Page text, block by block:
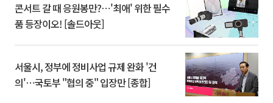
콘서트 갈 때 응원봉만?⋯'최애' 위한 필수
품 등장이오! [솔드아웃]
서울시, 정부에 정비사업 규제 완화 '건
의'⋯국토부 "협의 중" 입장만 [종합]